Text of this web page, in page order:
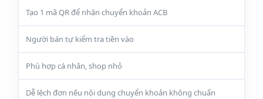
Tạo 1 mã QR để nhận chuyển khoản ACB
Người bán tự kiểm tra tiền vào
Phù hợp cá nhân, shop nhỏ
Dễ lệch đơn nếu nội dung chuyển khoản không chuẩn